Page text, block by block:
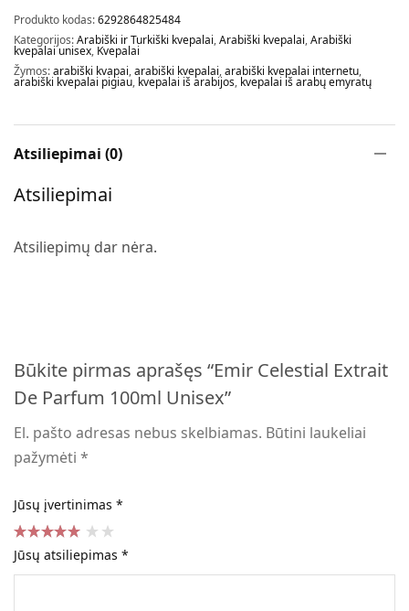
Produkto kodas:6292864825484
Kategorijos:Arabiški ir Turkiški kvepalai,Arabiški kvepalai,Arabiški
kvepalai unisex, Kvepalai
Žymos:arabiški kvapai,arabiški kvepalai,arabiški kvepalai internetu,
arabiški kvepalai pigiau, kvepalai iš arabijos, kvepalai iš arabų emyratų
Atsiliepimai (0)
Atsiliepimai
Atsiliepimų dar nėra.
Būkite pirmas aprašęs “Emir Celestial Extrait
De Parfum 100ml Unisex”
El. pašto adresas nebus skelbiamas. Būtini laukeliai
pažymėti*
Jūsų įvertinimas *
Jūsų atsiliepimas*